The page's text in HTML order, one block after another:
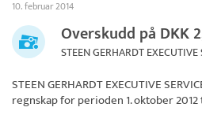
10. februar 2014
Overskudd på DKK
STEEN GERHARDT
STEEN GERHARDT EXECUTIVE
regnskap for perioden 1. oktober